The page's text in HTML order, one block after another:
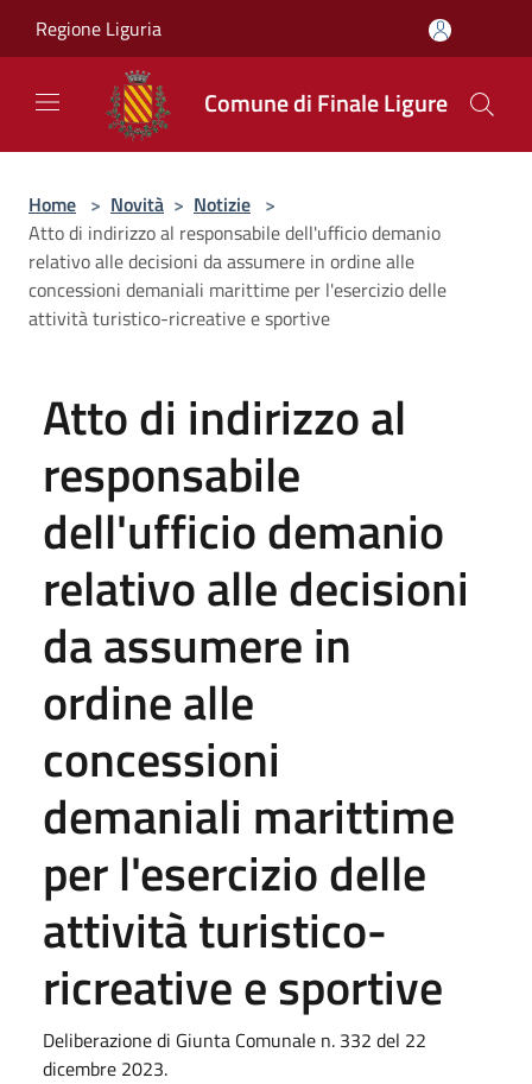
Regione Liguria
Comune di Finale Ligure
Home > Novità > Notizie >
Atto di indirizzo al responsabile dell'ufficio demanio
relativo alle decisioni da assumere in ordine alle
concessioni demaniali marittime per l'esercizio delle
attività turistico-ricreative e sportive
Atto di indirizzo al
responsabile
dell'ufficio demanio
relativo alle decisioni
da assumere in
ordine alle
concessioni
demaniali marittime
per l'esercizio delle
attività turistico-
ricreative e sportive
Deliberazione di Giunta Comunale n. 332 del 22
dicembre 2023.